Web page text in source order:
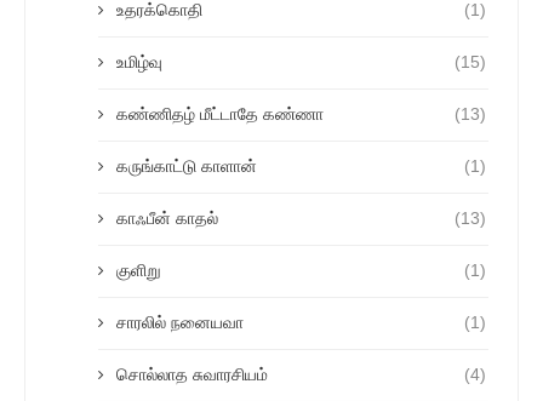
உதரக்கொதி (1)
உமிழ்வு (15)
கண்ணிதழ் மீட்டாதே கண்ணா (13)
கருங்காட்டு காளான் (1)
காஃபீன் காதல் (13)
குளிறு (1)
சாரலில் நனையவா (1)
சொல்லாத சுவாரசியம் (4)